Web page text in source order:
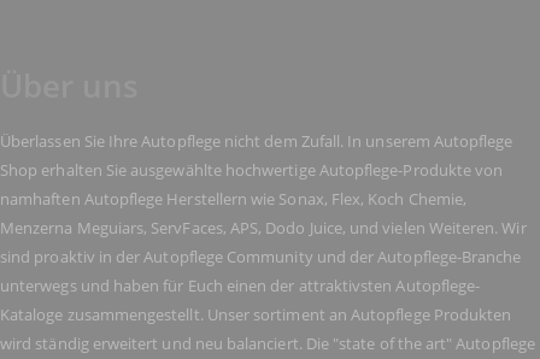
Überlassen Sie Ihre Autopflege nicht dem Zufall. In unserem Autopflege
Shop erhalten Sie ausgewählte hochwertige Autopflege-Produkte von
namhaften Autopflege Herstellern wie Sonax, Flex, Koch Chemie,
Menzerna Meguiars, ServFaces, APS, Dodo Juice, und vielen Weiteren. Wir
sind proaktiv in der Autopflege Community und der Autopflege-Branche
unterwegs und haben für Euch einen der attraktivsten Autopflege-
Kataloge zusammengestellt. Unser sortiment an Autopflege Produkten
wird ständig erweitert und neu balanciert. Die "state of the art" Autopflege